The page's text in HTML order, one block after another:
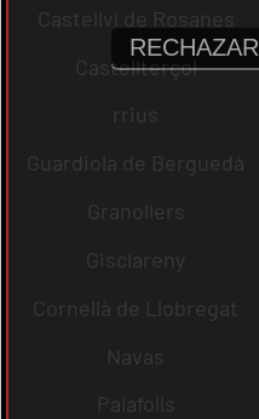
Castellví de Rosanes
Castellterçol
rrius
Guardiola de Berguedà
Granollers
Gisclareny
Cornellà de Llobregat
Navas
Palafolls
RECHAZAR